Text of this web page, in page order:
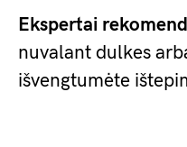
Ekspertai
nuvalant dulkes
išvengtumėte